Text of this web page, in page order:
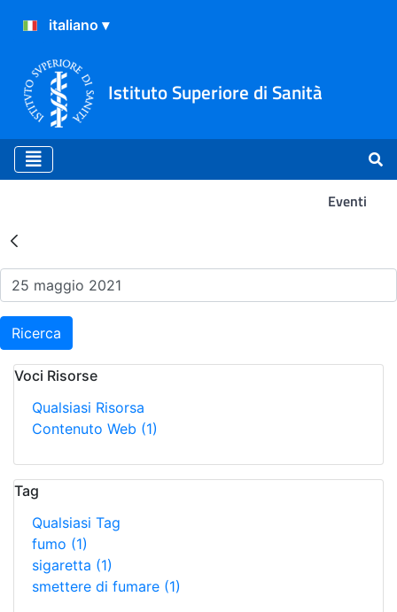
Istituto Superiore di Sanità
Eventi
Risultati della Ricerca -
Ricerca
Voci Risorse
Qualsiasi Risorsa
Contenuto Web (1)
Tag
Qualsiasi Tag
fumo (1)
sigaretta (1)
smettere di fumare (1)